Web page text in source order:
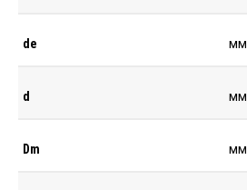
de мм
d мм
Dm мм